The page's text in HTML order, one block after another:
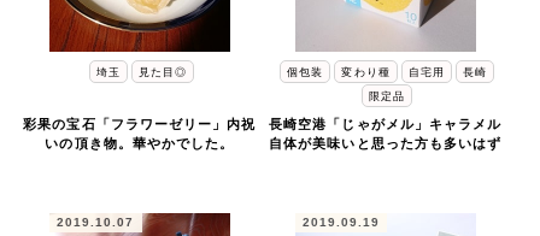
埼玉 見た目◎
彩果の宝石「フラワーゼリー」内祝
いの頂き物。華やかでした。
個包装 変わり種 自宅用
長崎
限定品
長崎空港「じゃがメル」キャラメル
自体が美味いと思った方も多いはず
2019.10.07 2019.09.19